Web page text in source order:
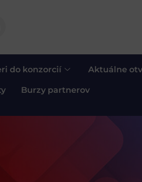
do konzorcií Aktuálne
Burzy partnerov